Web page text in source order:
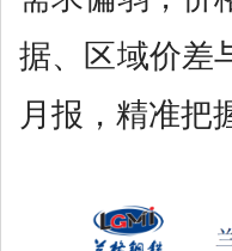
据、区域价差
月报，精准把